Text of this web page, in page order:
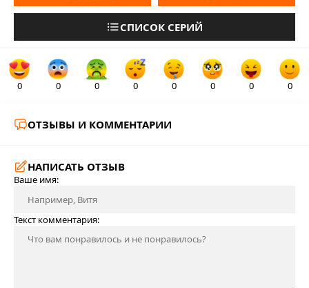
СПИСОК СЕРИЙ
0 0 0 0 0 0 0 0
ОТЗЫВЫ И КОММЕНТАРИИ
НАПИСАТЬ ОТЗЫВ
Ваше имя:
Текст комментария: